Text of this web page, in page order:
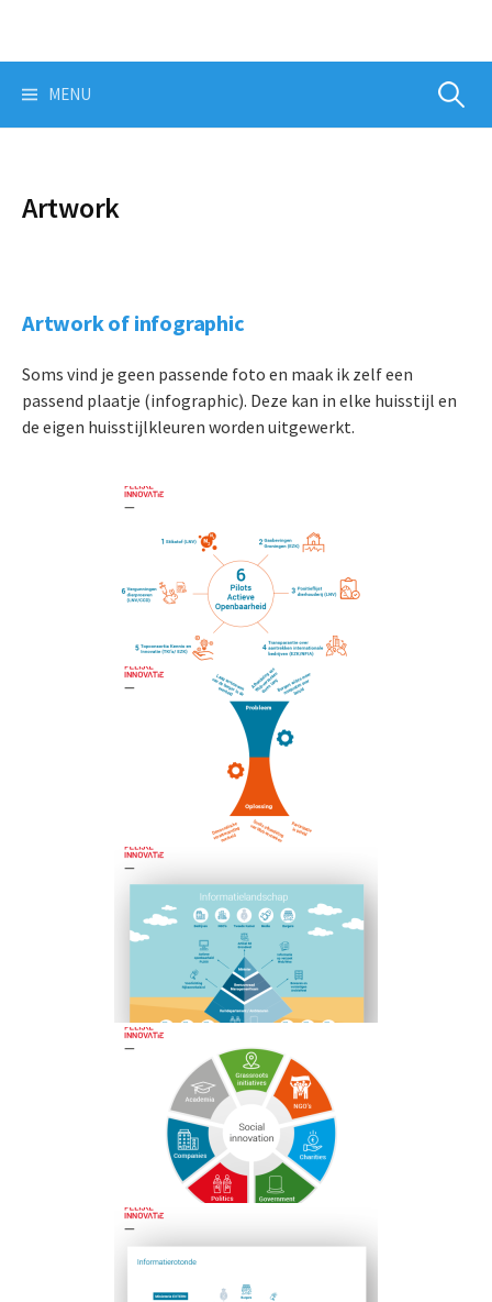
content
MENU Zoeken
Artwork
Artwork of infographic
Soms vind je geen passende foto en maak ik zelf een
passend plaatje (infographic). Deze kan in elke huisstijl en
de eigen huisstijlkleuren worden uitgewerkt.